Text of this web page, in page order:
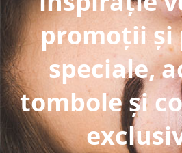
promoții
speciale,
tombole și